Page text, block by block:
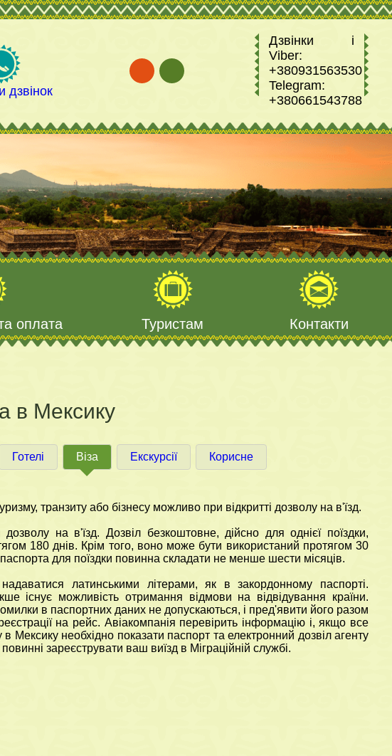
дзвінок
Дзвінки і
Viber:
+380931563530
Telegram:
+380661543788
оплата Туристам Контакти
в Мексику
Готелі Віза Екскурсії Корисне
транзиту або бізнесу можливо при відкритті дозволу на в'їзд.
на в'їзд. Дозвіл безкоштовне, дійсно для однієї поїздки,
180 днів. Крім того, воно може бути використаний протягом 30
для поїздки повинна складати не менше шести місяців.
латинськими літерами, як в закордонному паспорті.
існує можливість отримання відмови на відвідування країни.
в паспортних даних не допускаються, і пред'явити його разом
на рейс. Авіакомпанія перевірить інформацію і, якщо все
Мексику необхідно показати паспорт та електронний дозвіл агенту
зареєструвати ваш виїзд в Міграційній службі.